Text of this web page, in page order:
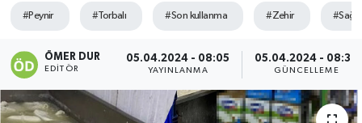
#Peynir #Torbalı #Son kullanma #Zehir
ÖMER DUR
EDITÖR
05.04.2024 - 08:05
YAYINLANMA
05.04.2024 - 08:39
GÜNCELLEME
Son Dakika Haberleri
Haber Arşivi